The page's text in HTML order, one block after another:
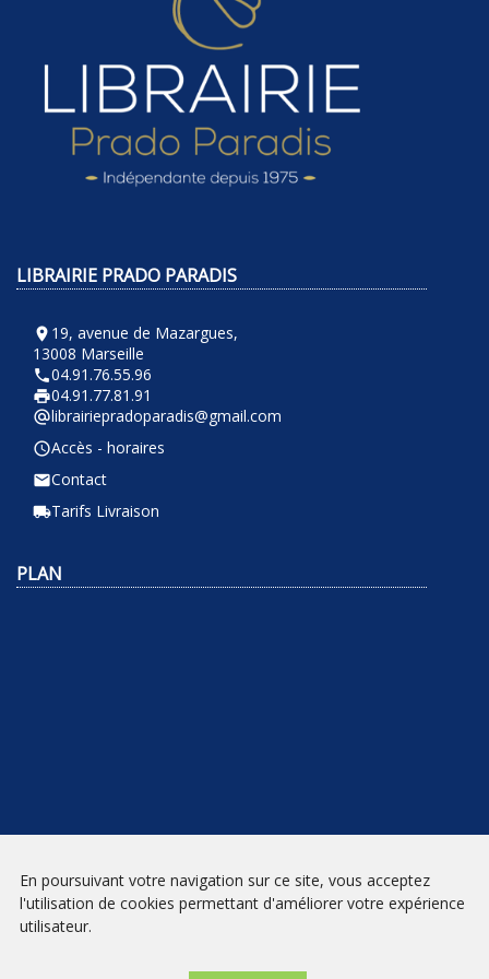
LIBRAIRIE PRADO PARADIS
room 19, avenue de Mazargues,
13008 Marseille
phone04.91.76.55.96
local_printshop04.91.77.81.91
alternate_emaillibrairiepradoparadis@gmail.com
query_builderAccès - horaires
emailContact
local_shippingTarifs Livraison
PLAN
NEWSLETTER
En poursuivant votre navigation sur ce site, vous acceptez
l'utilisation de cookies permettant d'améliorer votre expérience
utilisateur.